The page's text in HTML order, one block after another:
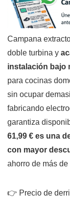
Campana
doble turbina y
instalación bajo
para cocinas
sin ocupar
fabricando
garantiza
61,99 € es una
con mayor
ahorro de más
👉 Precio de